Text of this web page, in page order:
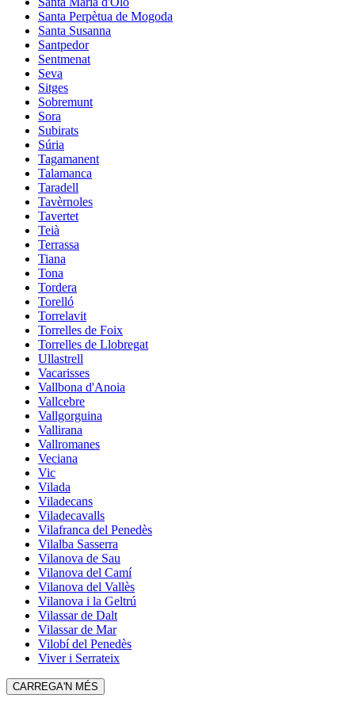
Santa Perpètua de Mogoda
Santa Susanna
Santpedor
Sentmenat
Seva
Sitges
Sobremunt
Sora
Subirats
Súria
Tagamanent
Talamanca
Taradell
Tavèrnoles
Tavertet
Teià
Terrassa
Tiana
Tona
Tordera
Torelló
Torrelavit
Torrelles de Foix
Torrelles de Llobregat
Ullastrell
Vacarisses
Vallbona d'Anoia
Vallcebre
Vallgorguina
Vallirana
Vallromanes
Veciana
Vic
Vilada
Viladecans
Viladecavalls
Vilafranca del Penedès
Vilalba Sasserra
Vilanova de Sau
Vilanova del Camí
Vilanova del Vallès
Vilanova i la Geltrú
Vilassar de Dalt
Vilassar de Mar
Vilobí del Penedès
Viver i Serrateix
CARREGA'N MÉS